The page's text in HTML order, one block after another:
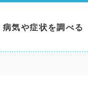
病気や症状を調べる
病気を調べる